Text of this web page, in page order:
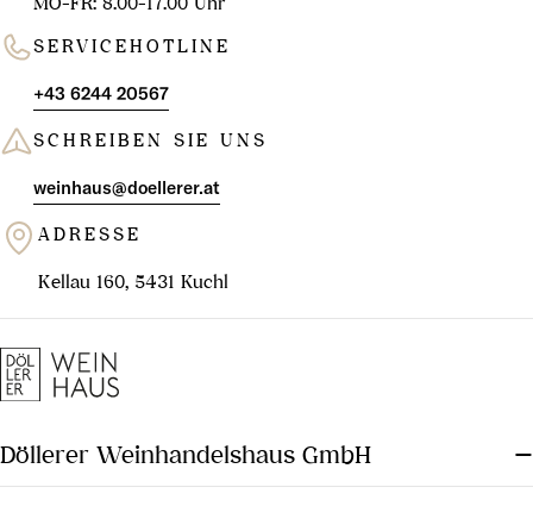
Weine wird durch die extrem
kargen Kiesböden und die sehr
Der einzige bedeutende
Weißwein dieser Appellation
ist der als Bordeaux AOC
Rebsorten sind, wie im
gesamten Bordelais, Cabernet-
SERVICEHOTLINE
+43 6244 20567
SCHREIBEN SIE UNS
weinhaus@doellerer.at
ADRESSE
Kellau 160, 5431 Kuchl
Döllerer Weinhandelshaus GmbH